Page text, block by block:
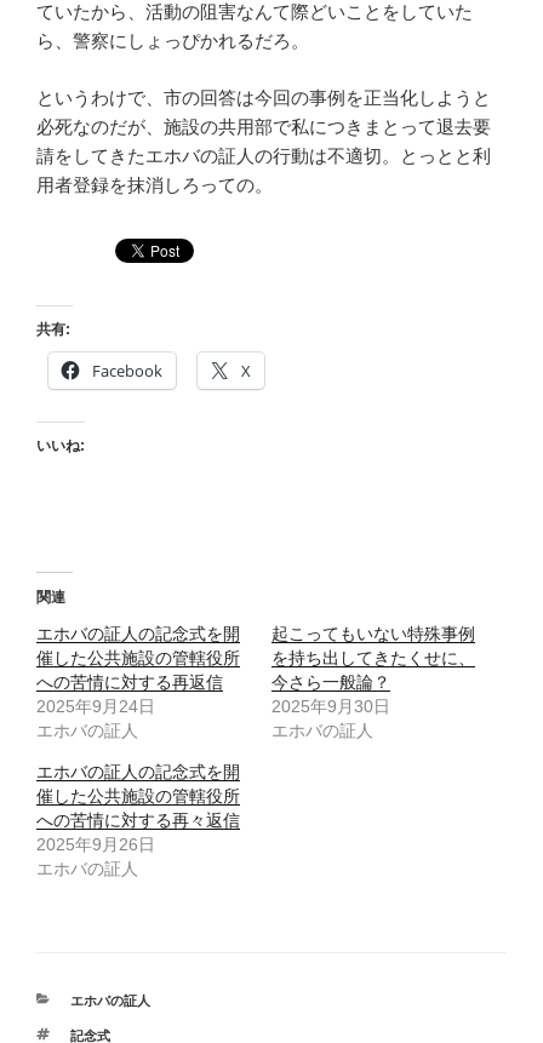
ていたから、活動の阻害なんて際どいことをしていた
ら、警察にしょっぴかれるだろ。
というわけで、市の回答は今回の事例を正当化しようと
必死なのだが、施設の共用部で私につきまとって退去要
請をしてきたエホバの証人の行動は不適切。とっとと利
用者登録を抹消しろっての。
共有:
Facebook X
いいね:
関連
エホバの証人の記念式を開
催した公共施設の管轄役所
への苦情に対する再返信
2025年9月24日
エホバの証人
起こってもいない特殊事例
を持ち出してきたくせに、
今さら一般論？
2025年9月30日
エホバの証人
エホバの証人の記念式を開
催した公共施設の管轄役所
への苦情に対する再々返信
2025年9月26日
エホバの証人
カ
エホバの証人
タ
記念式